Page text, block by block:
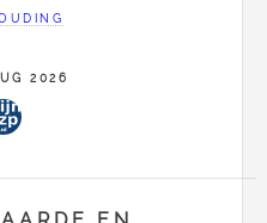
2026